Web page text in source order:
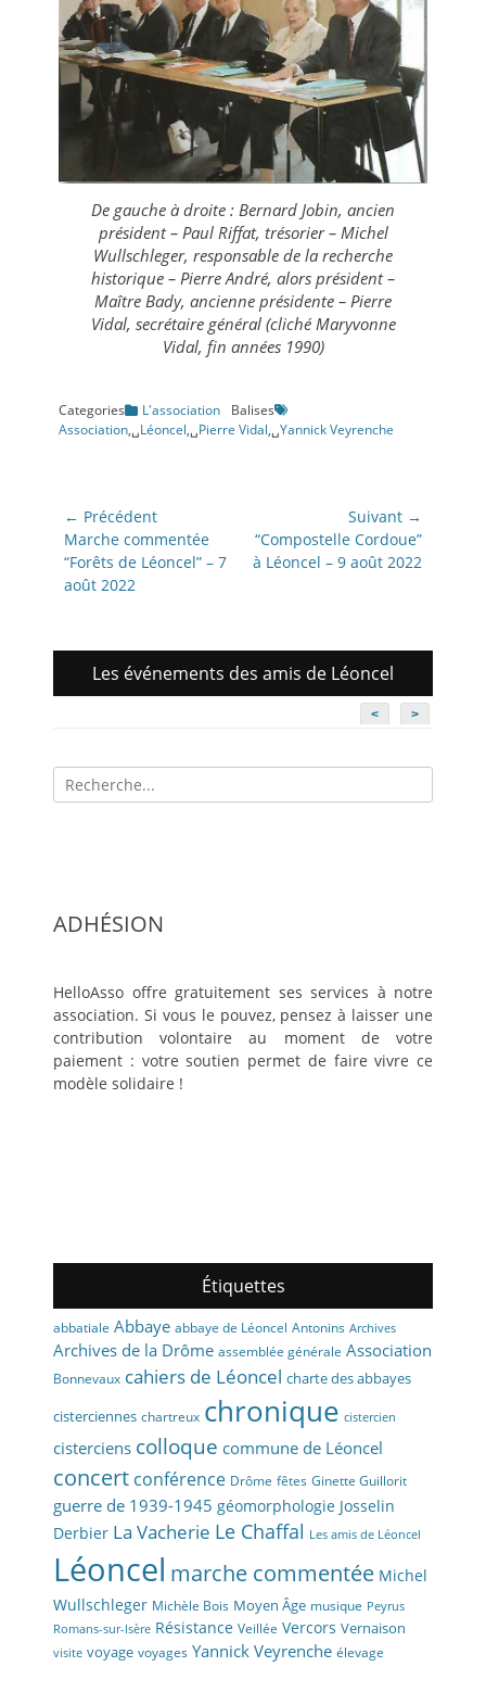
De gauche à droite : Bernard Jobin, ancien
président – Paul Riffat, trésorier – Michel
Wullschleger, responsable de la recherche
historique – Pierre André, alors président –
Maître Bady, ancienne présidente – Pierre
Vidal, secrétaire général (cliché Maryvonne
Vidal, fin années 1990)
Categories L'association
Balises
Association,␣Léoncel,␣Pierre Vidal,␣Yannick Veyrenche
Navigation
de
l’article
← Précédent
Article
précédent:
Marche commentée
“Forêts de Léoncel” – 7
août 2022
Suivant →
Article
suivant:
“Compostelle Cordoue”
à Léoncel – 9 août 2022
Les événements des amis de Léoncel
< >
Recherche
pour:
ADHÉSION
HelloAsso offre gratuitement ses services à notre
association. Si vous le pouvez, pensez à laisser une
contribution volontaire au moment de votre
paiement : votre soutien permet de faire vivre ce
modèle solidaire !
Étiquettes
abbatiale Abbaye abbaye de Léoncel Antonins Archives
Archives de la Drôme assemblée générale Association
Bonnevaux cahiers de Léoncel charte des abbayes
cisterciennes chartreux chronique cistercien
cisterciens colloque commune de Léoncel
concert conférence Drôme fêtes Ginette Guillorit
guerre de 1939-1945 géomorphologie Josselin
Derbier La Vacherie Le Chaffal Les amis de Léoncel
Léoncel marche commentée Michel
Wullschleger Michèle Bois Moyen Âge musique Peyrus
Romans-sur-Isère Résistance Veillée Vercors Vernaison
visite voyage voyages Yannick Veyrenche élevage